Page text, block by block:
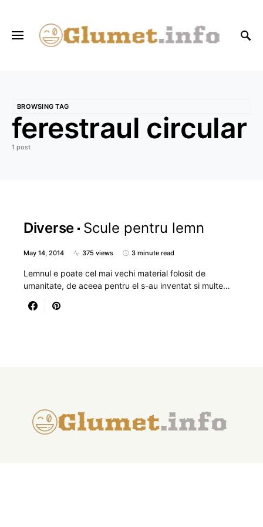
BROWSING TAG
ferestraul circular
1 post
Diverse Scule pentru lemn
May 14, 2014 375 views 3 minute read
Lemnul e poate cel mai vechi material folosit de
umanitate, de aceea pentru el s-au inventat si multe…